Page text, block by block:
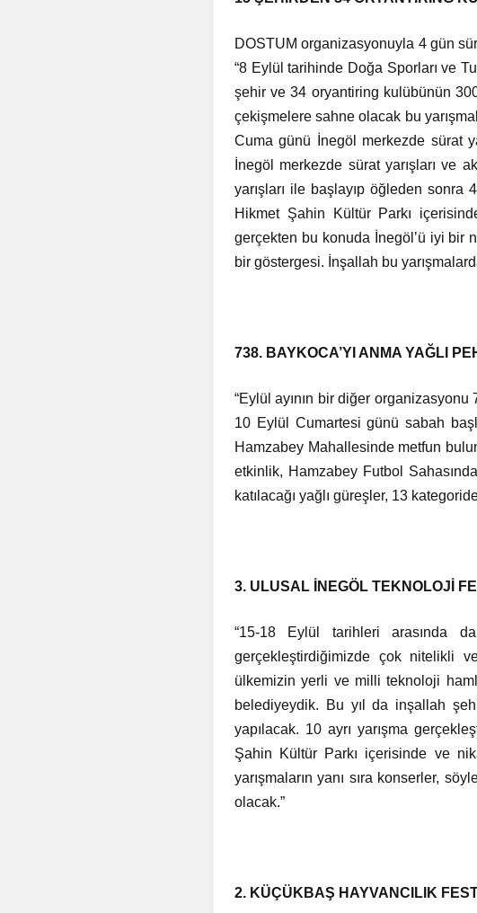
DOSTUM organizasyonuyla 4 gün
“8 Eylül tarihinde Doğa Sporları ve
şehir ve 34 oryantiring kulübünün
çekişmelere sahne olacak bu
Cuma günü İnegöl merkezde sürat
İnegöl merkezde sürat yarışları ve
yarışları ile başlayıp öğleden
Hikmet Şahin Kültür Parkı
gerçekten bu konuda İnegöl’ü iyi bir
bir göstergesi. İnşallah bu
738. BAYKOCA’YI ANMA YAĞLI
“Eylül ayının bir diğer
10 Eylül Cumartesi günü sabah
Hamzabey Mahallesinde metfun
etkinlik, Hamzabey Futbol
katılacağı yağlı güreşler, 13
3. ULUSAL İNEGÖL TEKNOLOJİ
“15-18 Eylül tarihleri arasında
gerçekleştirdiğimizde çok nitelikli
ülkemizin yerli ve milli teknoloji
belediyeydik. Bu yıl da inşallah
yapılacak. 10 ayrı yarışma
Şahin Kültür Parkı içerisinde ve
yarışmaların yanı sıra konserler,
olacak.”
2. KÜÇÜKBAŞ HAYVANCILIK